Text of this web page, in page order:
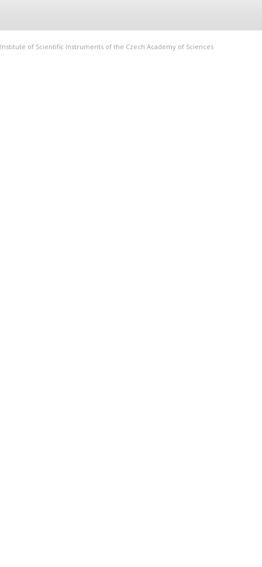
Institute of Scientific Instruments of the Czech Academy of Sciences